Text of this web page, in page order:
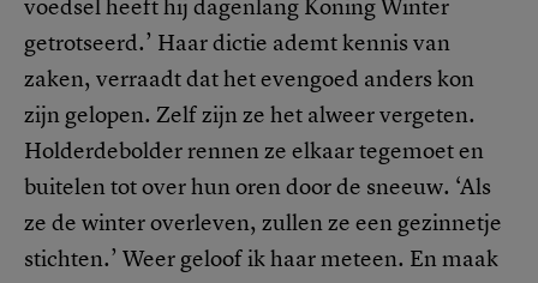
voedsel heeft hij dagenlang Koning Winter
getrotseerd.’ Haar dictie ademt kennis van
zaken, verraadt dat het evengoed anders kon
zijn gelopen. Zelf zijn ze het alweer vergeten.
Holderdebolder rennen ze elkaar tegemoet en
buitelen tot over hun oren door de sneeuw. ‘Als
ze de winter overleven, zullen ze een gezinnetje
stichten.’ Weer geloof ik haar meteen. En maak